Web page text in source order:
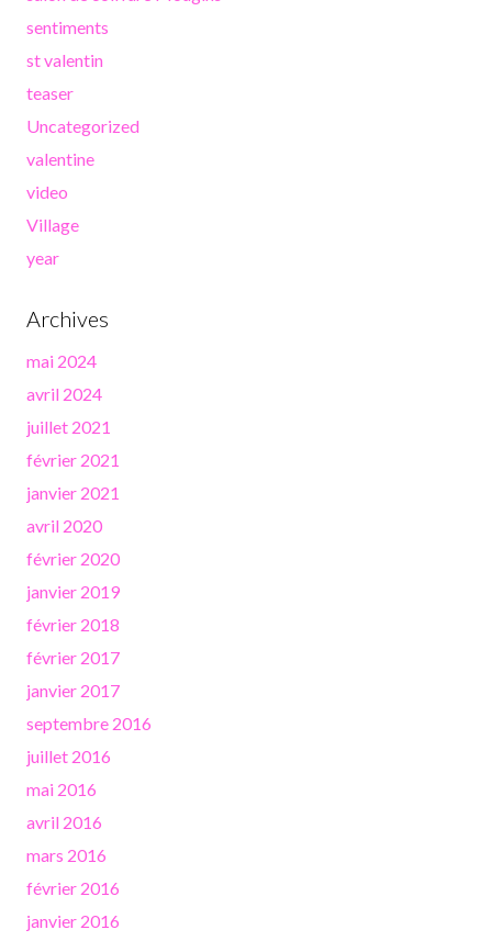
sentiments
st valentin
teaser
Uncategorized
valentine
video
Village
year
Archives
mai 2024
avril 2024
juillet 2021
février 2021
janvier 2021
avril 2020
février 2020
janvier 2019
février 2018
février 2017
janvier 2017
septembre 2016
juillet 2016
mai 2016
avril 2016
mars 2016
février 2016
janvier 2016